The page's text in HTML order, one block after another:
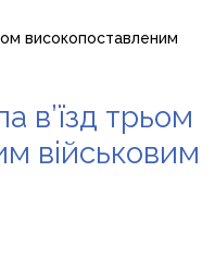
високопоставленим
в’їзд трьом
військовим